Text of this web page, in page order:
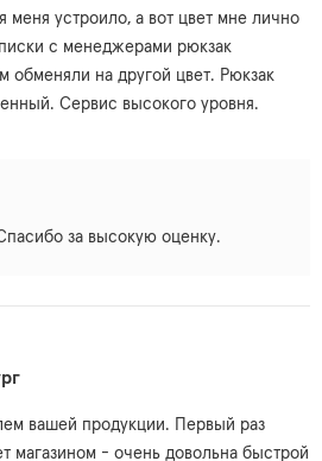
меня устроило, а вот цвет мне лично
с менеджерами рюкзак
обменяли на другой цвет. Рюкзак
Сервис высокого уровня.
за высокую оценку.
вашей продукции. Первый раз
магазином - очень довольна быстрой